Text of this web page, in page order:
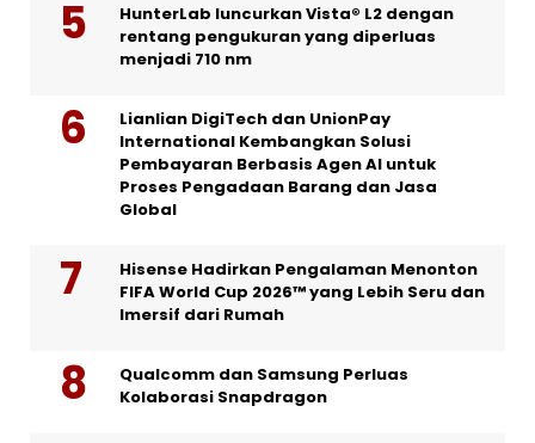
HunterLab luncurkan Vista® L2 dengan
rentang pengukuran yang diperluas
menjadi 710 nm
Lianlian DigiTech dan UnionPay
International Kembangkan Solusi
Pembayaran Berbasis Agen AI untuk
Proses Pengadaan Barang dan Jasa
Global
Hisense Hadirkan Pengalaman Menonton
FIFA World Cup 2026™ yang Lebih Seru dan
Imersif dari Rumah
Qualcomm dan Samsung Perluas
Kolaborasi Snapdragon